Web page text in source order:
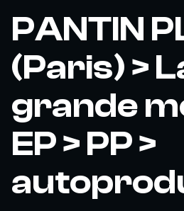
PANTIN
(Paris) >
grande
EP > PP >